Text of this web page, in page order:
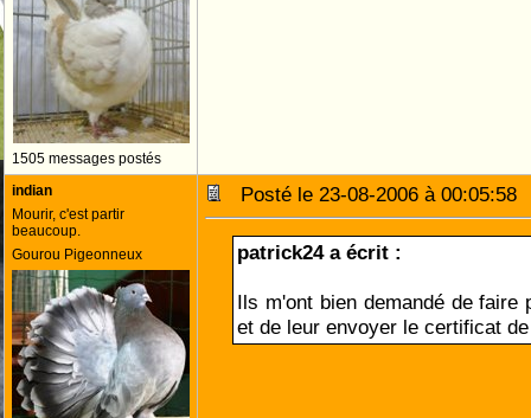
1505 messages postés
indian
Mourir, c'est partir
beaucoup.
Gourou Pigeonneux
Posté le 23-08-2006 à
patrick24 a écrit :
Ils m'ont bien demandé de faire
et de leur envoyer le certificat